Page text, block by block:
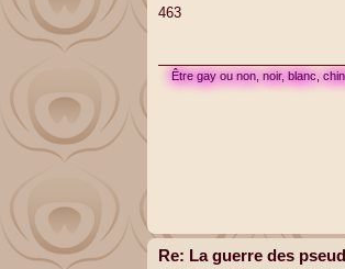
s
463
Être gay ou non, noir, blanc,
Re: La guerre des